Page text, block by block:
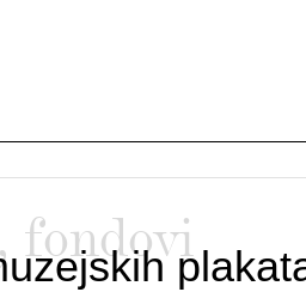
fondovi